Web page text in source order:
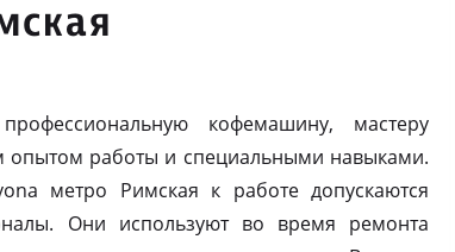
кофемашину, мастеру
опытом работы и специальными навыками.
метро Римская к работе допускаются
Они используют во время ремонта